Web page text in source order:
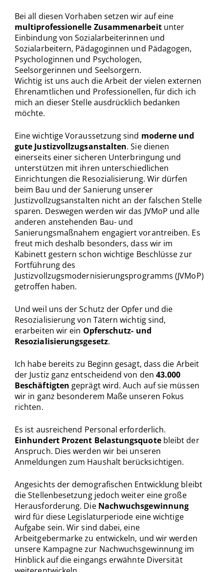
Bei all diesen Vorhaben setzen wir auf eine
multiprofessionelle Zusammenarbeitunter
Einbindung von Sozialarbeiterinnen und
Sozialarbeitern, Pädagoginnen und Pädagogen,
Psychologinnen und Psychologen,
Seelsorgerinnen und Seelsorgern.
Wichtig ist uns auch die Arbeit der vielen externen
Ehrenamtlichen und Professionellen, für dich ich
mich an dieser Stelle ausdrücklich bedanken
möchte.
Eine wichtige Voraussetzung sind moderne und
gute Justizvollzugsanstalten. Sie dienen
einerseits einer sicheren Unterbringung und
unterstützen mit ihren unterschiedlichen
Einrichtungen die Resozialisierung. Wir dürfen
beim Bau und der Sanierung unserer
Justizvollzugsanstalten nicht an der falschen Stelle
sparen. Deswegen werden wir das JVMoP und alle
anderen anstehenden Bau- und
Sanierungsmaßnahem engagiert vorantreiben. Es
freut mich deshalb besonders, dass wir im
Kabinett gestern schon wichtige Beschlüsse zur
Fortführung des
Justizvollzugsmodernisierungsprogramms (JVMoP)
getroffen haben.
Und weil uns der Schutz der Opfer und die
Resozialisierung von Tätern wichtig sind,
erarbeiten wir ein Opferschutz- und
Resozialisierungsgesetz.
Ich habe bereits zu Beginn gesagt, dass die Arbeit
der Justiz ganz entscheidend von den 43.000
Beschäftigten geprägt wird. Auch auf sie müssen
wir in ganz besonderem Maße unseren Fokus
richten.
Es ist ausreichend Personal erforderlich.
Einhundert Prozent Belastungsquotebleibt der
Anspruch. Dies werden wir bei unseren
Anmeldungen zum Haushalt berücksichtigen.
Angesichts der demografischen Entwicklung bleibt
die Stellenbesetzung jedoch weiter eine große
Herausforderung. Die Nachwuchsgewinnung
wird für diese Legislaturperiode eine wichtige
Aufgabe sein. Wir sind dabei, eine
Arbeitgebermarke zu entwickeln, und wir werden
unsere Kampagne zur Nachwuchsgewinnung im
Hinblick auf die eingangs erwähnte Diversität